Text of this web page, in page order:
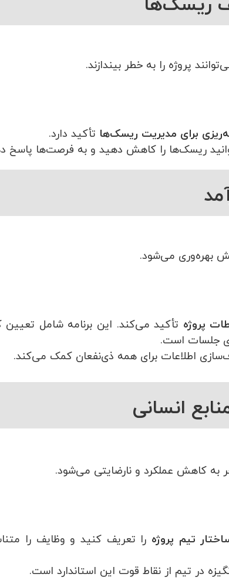
پروژه را به خطر بیندازند.
برای مدیریت ریسک‌ها تأکید دارد.
ریسک‌ها را کاهش دهید و به فرصت‌ها پاسخ
بهره‌وری می‌شود.
پروژه تأکید می‌کند. این برنامه شامل تعیین
جلسات است.
اطلاعات برای همه ذی‌نفعان کمک می‌کند.
به کاهش عملکرد و نارضایتی می‌شود.
تیم پروژه را تعریف کنید و وظایف را
در تیم از نقاط قوت این استاندارد است.